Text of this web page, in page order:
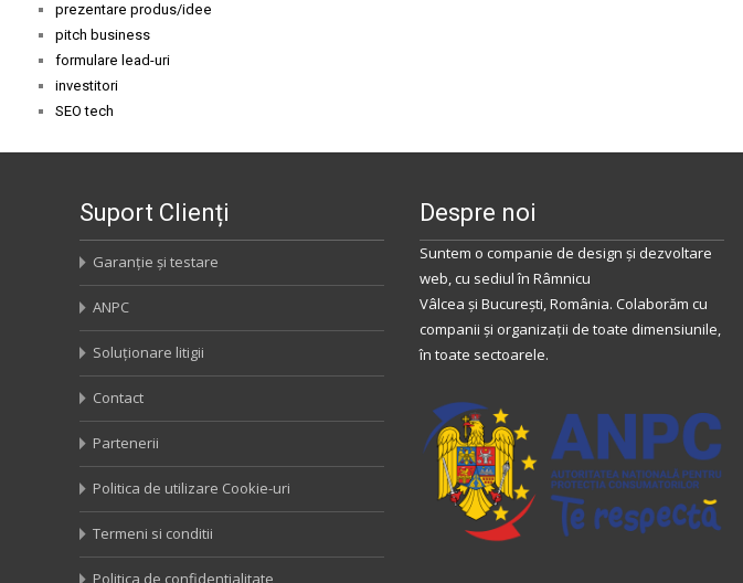
prezentare produs/idee
pitch business
formulare lead-uri
investitori
SEO tech
Suport Clienți
Garanție și testare
ANPC
Soluționare litigii
Contact
Partenerii
Politica de utilizare Cookie-uri
Termeni si conditii
Politica de confidentialitate
Despre noi
Suntem o companie de design și dezvoltare
web, cu sediulîn Râmnicu
Vâlcea și București,România. Colaborăm cu
companii și organizații de toate dimensiunile,
în toate sectoarele.